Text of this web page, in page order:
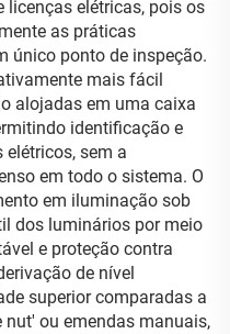
elétricas, pois os
as práticas
único ponto de inspeção.
mais fácil
alojadas em uma caixa
identificação e
sem a
em todo o sistema. O
em iluminação sob
dos luminários por meio
e proteção contra
de nível
superior comparadas a
ou emendas manuais,